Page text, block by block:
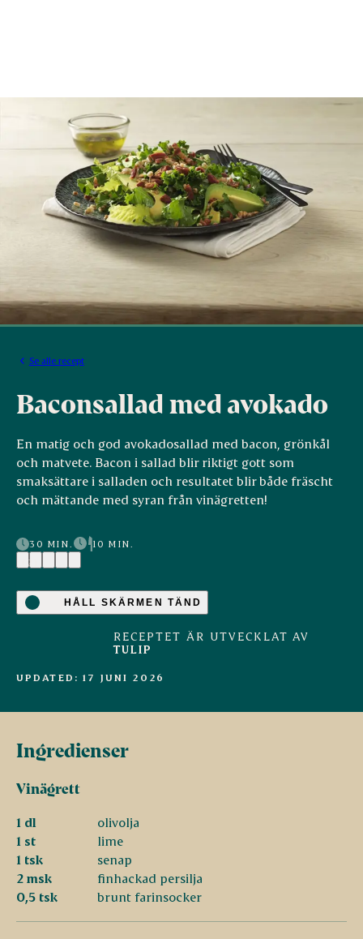
Se alle recept
Baconsallad med avokado
En matig och god avokadosallad med bacon, grönkål
och matvete. Bacon i sallad blir riktigt gott som
smaksättare i salladen och resultatet blir både fräscht
och mättande med syran från vinägretten!
30 MIN.
10 MIN.
(2)
HÅLL SKÄRMEN TÄND
RECEPTET ÄR UTVECKLAT AV
TULIP
UPDATED: 17 JUNI 2026
Ingredienser
Vinägrett
1 dl
olivolja
1 st
lime
1 tsk
senap
2 msk
finhackad persilja
0,5 tsk
brunt farinsocker